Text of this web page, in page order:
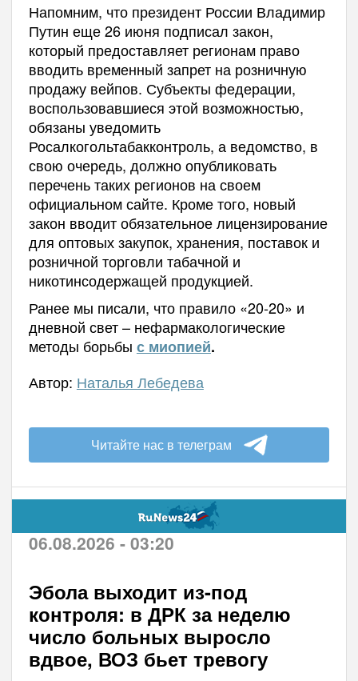
Напомним, что президент России Владимир
Путин еще 26 июня подписал закон,
который предоставляет регионам право
вводить временный запрет на розничную
продажу вейпов. Субъекты федерации,
воспользовавшиеся этой возможностью,
обязаны уведомить
Росалкогольтабакконтроль, а ведомство, в
свою очередь, должно опубликовать
перечень таких регионов на своем
официальном сайте. Кроме того, новый
закон вводит обязательное лицензирование
для оптовых закупок, хранения, поставок и
розничной торговли табачной и
никотинсодержащей продукцией.
Ранее мы писали, что правило «20-20» и
дневной свет – нефармакологические
методы борьбы с миопией.
Автор: Наталья Лебедева
Читайте нас в телеграм
06.08.2026 - 03:20
Эбола выходит из-под
контроля: в ДРК за неделю
число больных выросло
вдвое, ВОЗ бьет тревогу